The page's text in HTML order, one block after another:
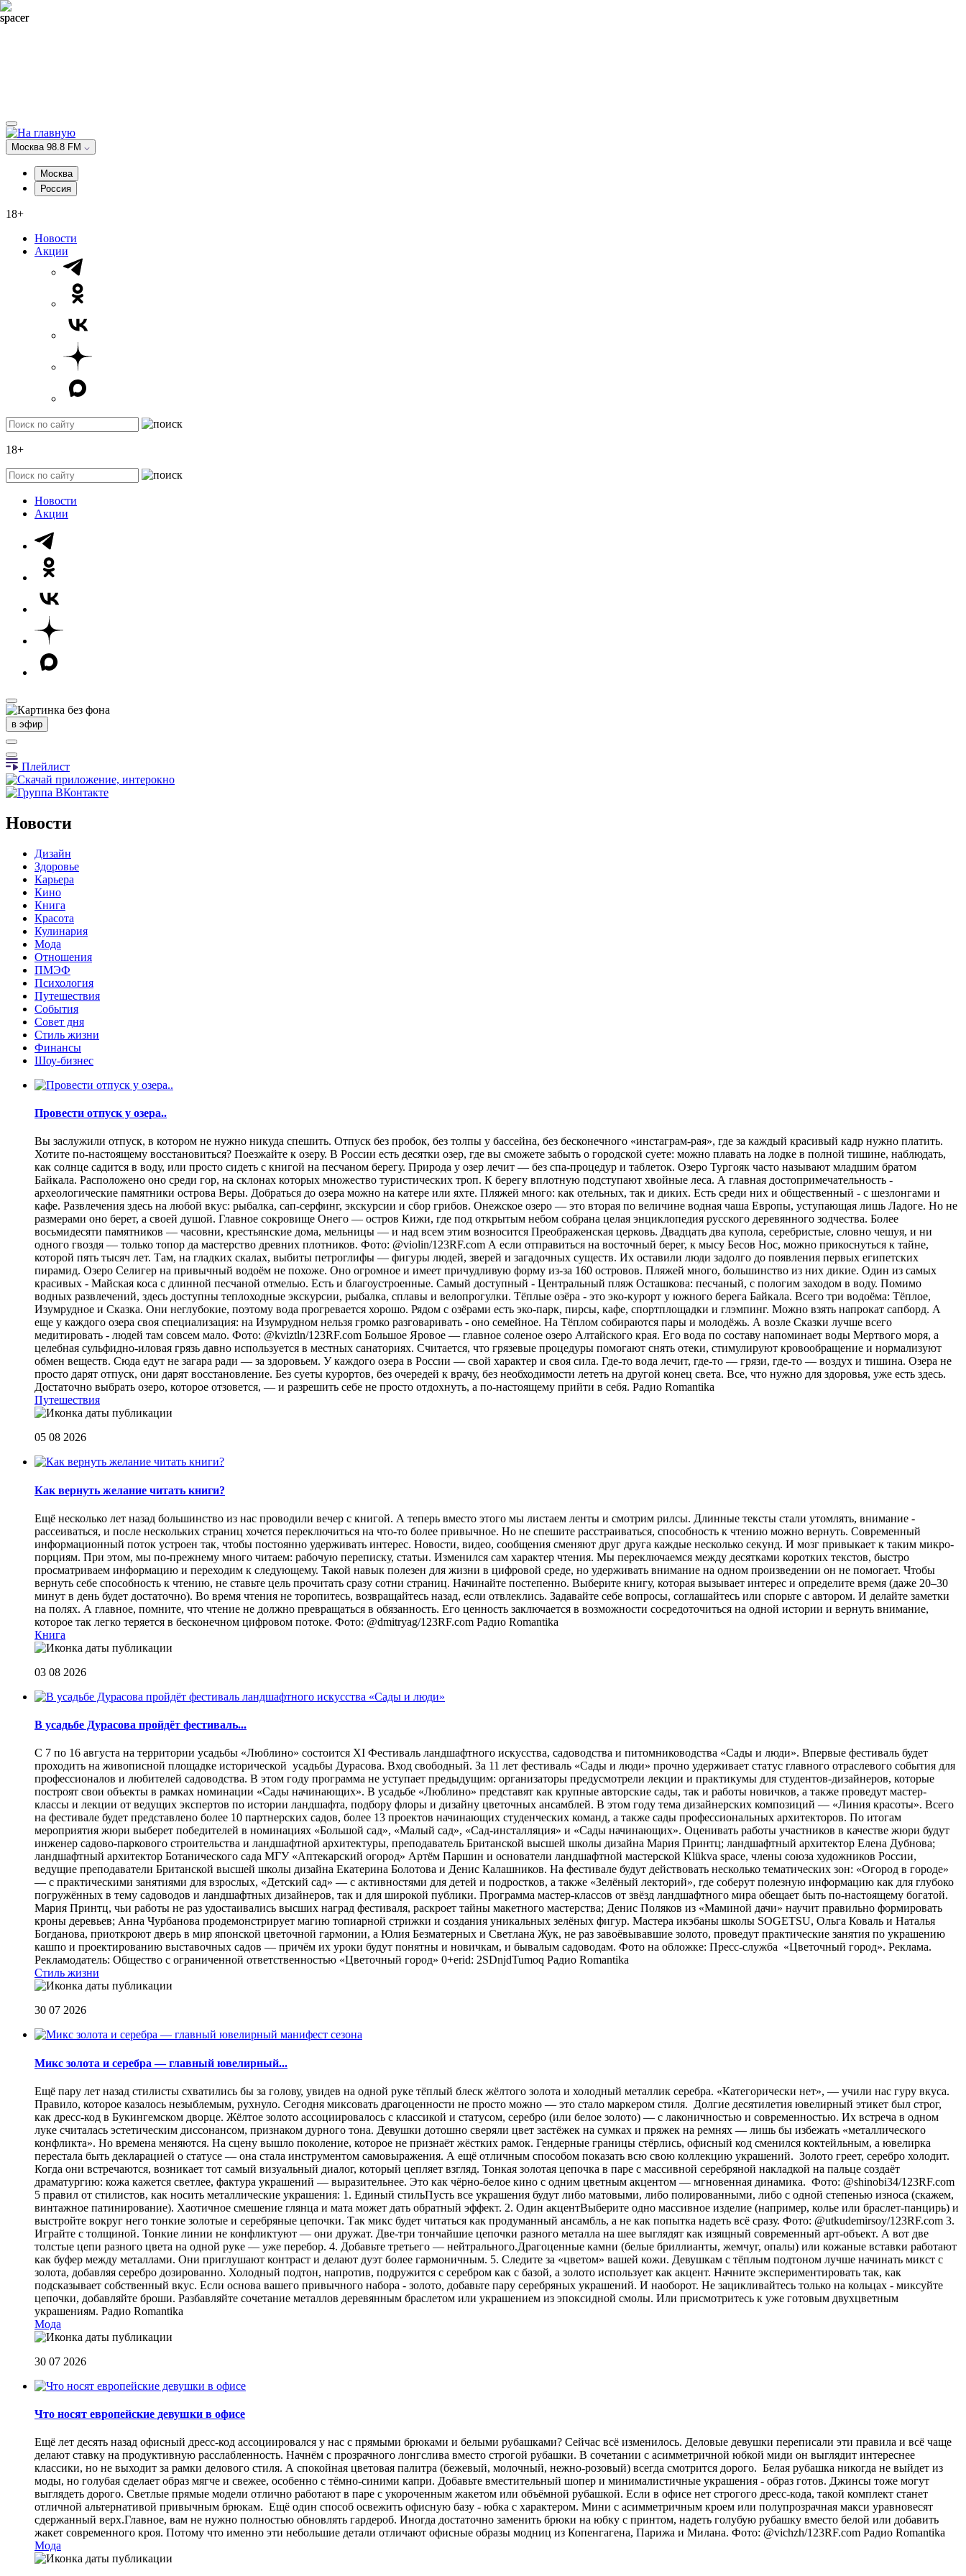
Москва 98.8 FM
Москва
Россия
18+
Новости
Акции
18+
Новости
Акции
в эфир
Плейлист
Новости
Дизайн
Здоровье
Карьера
Кино
Книга
Красота
Кулинария
Мода
Отношения
ПМЭФ
Психология
Путешествия
События
Совет дня
Стиль жизни
Финансы
Шоу-бизнес
Провести отпуск у озера..
Вы заслужили отпуск, в котором не нужно никуда спешить. Отпуск без пробок, без толпы у бассейна, без бесконечного «инстаграм-рая», где за каждый красивый кадр нужно платить.
Хотите по-настоящему восстановиться? Поезжайте к озеру. В России есть десятки озер, где вы сможете забыть о городской суете: можно плавать на лодке в полной тишине, наблюдать,
как солнце садится в воду, или просто сидеть с книгой на песчаном берегу. Природа у озер лечит — без спа-процедур и таблеток. Озеро Тургояк часто называют младшим братом
Байкала. Расположено оно среди гор, на склонах которых множество туристических троп. К берегу вплотную подступают хвойные леса. А главная достопримечательность -
археологические памятники острова Веры. Добраться до озера можно на катере или яхте. Пляжей много: как отельных, так и диких. Есть среди них и общественный - с шезлонгами и
кафе. Развлечения здесь на любой вкус: рыбалка, сап-серфинг, экскурсии и сбор грибов. Онежское озеро — это вторая по величине водная чаша Европы, уступающая лишь Ладоге. Но не
размерами оно берет, а своей душой. Главное сокровище Онего — остров Кижи, где под открытым небом собрана целая энциклопедия русского деревянного зодчества. Более
восьмидесяти памятников — часовни, крестьянские дома, мельницы — и над всем этим возносится Преображенская церковь. Двадцать два купола, серебристые, словно чешуя, и ни
одного гвоздя — только топор да мастерство древних плотников. Фото: @violin/123RF.com А если отправиться на восточный берег, к мысу Бесов Нос, можно прикоснуться к тайне,
которой пять тысяч лет. Там, на гладких скалах, выбиты петроглифы — фигуры людей, зверей и загадочных существ. Их оставили люди задолго до появления первых египетских
пирамид. Озеро Селигер на привычный водоём не похоже. Оно огромное и имеет причудливую форму из-за 160 островов. Пляжей много, большинство из них дикие. Один из самых
красивых - Майская коса с длинной песчаной отмелью. Есть и благоустроенные. Самый доступный - Центральный пляж Осташкова: песчаный, с пологим заходом в воду. Помимо
водных развлечений, здесь доступны теплоходные экскурсии, рыбалка, сплавы и велопрогулки. Тёплые озёра - это эко-курорт у южного берега Байкала. Всего три водоёма: Тёплое,
Изумрудное и Сказка. Они неглубокие, поэтому вода прогревается хорошо. Рядом с озёрами есть эко-парк, пирсы, кафе, спортплощадки и глэмпинг. Можно взять напрокат сапборд. А
еще у каждого озера своя специализация: на Изумрудном нельзя громко разговаривать - оно семейное. На Тёплом собираются пары и молодёжь. А возле Сказки лучше всего
медитировать - людей там совсем мало. Фото: @kviztln/123RF.com Большое Яровое — главное соленое озеро Алтайского края. Его вода по составу напоминает воды Мертвого моря, а
целебная сульфидно-иловая грязь давно используется в местных санаториях. Считается, что грязевые процедуры помогают снять отеки, стимулируют кровообращение и нормализуют
обмен веществ. Сюда едут не загара ради — за здоровьем. У каждого озера в России — свой характер и своя сила. Где-то вода лечит, где-то — грязи, где-то — воздух и тишина. Озера не
просто дарят отпуск, они дарят восстановление. Без суеты курортов, без очередей к врачу, без необходимости лететь на другой конец света. Все, что нужно для здоровья, уже есть здесь.
Достаточно выбрать озеро, которое отзовется, — и разрешить себе не просто отдохнуть, а по-настоящему прийти в себя. Радио Romantika
Путешествия
05 08 2026
Как вернуть желание читать книги?
Eщё несколько лет назад большинство из нас проводили вечер с книгой. А теперь вместо этого мы листаем ленты и смотрим рилсы. Длинные тексты стали утомлять, внимание -
рассеиваться, и после нескольких страниц хочется переключиться на что-то более привычное. Но не спешите расстраиваться, способность к чтению можно вернуть. Современный
информационный поток устроен так, чтобы постоянно удерживать интерес. Новости, видео, сообщения сменяют друг друга каждые несколько секунд. И мозг привыкает к таким микро-
порциям. При этом, мы по-прежнему много читаем: рабочую переписку, статьи. Изменился сам характер чтения. Мы переключаемся между десятками коротких текстов, быстро
просматриваем информацию и переходим к следующему. Такой навык полезен для жизни в цифровой среде, но удерживать внимание на одном произведении он не помогает. Чтобы
вернуть себе способность к чтению, не ставьте цель прочитать сразу сотни страниц. Начинайте постепенно. Выберите книгу, которая вызывает интерес и определите время (даже 20–30
минут в день будет достаточно). Во время чтения не торопитесь, возвращайтесь назад, если отвлеклись. Задавайте себе вопросы, соглашайтесь или спорьте с автором. И делайте заметки
на полях. А главное, помните, что чтение не должно превращаться в обязанность. Его ценность заключается в возможности сосредоточиться на одной истории и вернуть внимание,
которое так легко теряется в бесконечном цифровом потоке. Фото: @dmitryag/123RF.com Радио Romantika
Книга
03 08 2026
В усадьбе Дурасова пройдёт фестиваль...
С 7 по 16 августа на территории усадьбы «Люблино» состоится XI Фестиваль ландшафтного искусства, садоводства и питомниководства «Сады и люди». Впервые фестиваль будет
проходить на живописной площадке исторической усадьбы Дурасова. Вход свободный. За 11 лет фестиваль «Сады и люди» прочно удерживает статус главного отраслевого события для
профессионалов и любителей садоводства. В этом году программа не уступает предыдущим: организаторы предусмотрели лекции и практикумы для студентов-дизайнеров, которые
построят свои объекты в рамках номинации «Сады начинающих». В усадьбе «Люблино» представят как крупные авторские сады, так и работы новичков, а также проведут мастер-
классы и лекции от ведущих экспертов по истории ландшафта, подбору флоры и дизайну цветочных ансамблей. В этом году тема дизайнерских композиций — «Линия красоты». Всего
на фестивале будет представлено более 10 партнерских садов, более 13 проектов начинающих студенческих команд, а также сады профессиональных архитекторов. По итогам
мероприятия жюри выберет победителей в номинациях «Большой сад», «Малый сад», «Сад-инсталляция» и «Сады начинающих». Оценивать работы участников в качестве жюри будут
инженер садово-паркового строительства и ландшафтной архитектуры, преподаватель Британской высшей школы дизайна Мария Принтц; ландшафтный архитектор Елена Дубнова;
ландшафтный архитектор Ботанического сада МГУ «Аптекарский огород» Артём Паршин и основатели ландшафтной мастерской Klükva space, члены союза художников России,
ведущие преподаватели Британской высшей школы дизайна Екатерина Болотова и Денис Калашников. На фестивале будут действовать несколько тематических зон: «Огород в городе»
— с практическими занятиями для взрослых, «Детский сад» — с активностями для детей и подростков, а также «Зелёный лекторий», где соберут полезную информацию как для глубоко
погружённых в тему садоводов и ландшафтных дизайнеров, так и для широкой публики. Программа мастер-классов от звёзд ландшафтного мира обещает быть по-настоящему богатой.
Мария Принтц, чьи работы не раз удостаивались высших наград фестиваля, раскроет тайны макетного мастерства; Денис Поляков из «Маминой дачи» научит правильно формировать
кроны деревьев; Анна Чурбанова продемонстрирует магию топиарной стрижки и создания уникальных зелёных фигур. Мастера икэбаны школы SOGETSU, Ольга Коваль и Наталья
Богданова, приоткроют дверь в мир японской цветочной гармонии, а Юлия Безматерных и Светлана Жук, не раз завоёвывавшие золото, проведут практические занятия по украшению
кашпо и проектированию выставочных садов — причём их уроки будут понятны и новичкам, и бывалым садоводам. Фото на обложке: Пресс-служба «Цветочный город». Реклама.
Рекламодатель: Общество с ограниченной ответственностью «Цветочный город» 0+erid: 2SDnjdTumoq Радио Romantika
Стиль жизни
30 07 2026
Микс золота и серебра — главный ювелирный...
Ещё пару лет назад стилисты схватились бы за голову, увидев на одной руке тёплый блеск жёлтого золота и холодный металлик серебра. «Категорически нет», — учили нас гуру вкуса.
Правило, которое казалось незыблемым, рухнуло. Сегодня миксовать драгоценности не просто можно — это стало маркером стиля. Долгие десятилетия ювелирный этикет был строг,
как дресс-код в Букингемском дворце. Жёлтое золото ассоциировалось с классикой и статусом, серебро (или белое золото) — с лаконичностью и современностью. Их встреча в одном
луке считалась эстетическим диссонансом, признаком дурного тона. Девушки дотошно сверяли цвет застёжек на сумках и пряжек на ремнях — лишь бы избежать «металлического
конфликта». Но времена меняются. На сцену вышло поколение, которое не признаёт жёстких рамок. Гендерные границы стёрлись, офисный код сменился коктейльным, а ювелирка
перестала быть декларацией о статусе — она стала инструментом самовыражения. А ещё отличным способом показать всю свою коллекцию украшений. Золото греет, серебро холодит.
Когда они встречаются, возникает тот самый визуальный диалог, который цепляет взгляд. Тонкая золотая цепочка в паре с массивной серебряной накладкой на пальце создаёт
драматургию: кожа кажется светлее, фактура украшений — выразительнее. Это как чёрно-белое кино с одним цветным акцентом — мгновенная динамика. Фото: @shinobi34/123RF.com
5 правил от стилистов, как носить металлические украшения: 1. Единый стильПусть все украшения будут либо матовыми, либо полированными, либо с одной степенью износа (скажем,
винтажное патинирование). Хаотичное смешение глянца и мата может дать обратный эффект. 2. Один акцентВыберите одно массивное изделие (например, колье или браслет-панцирь) и
выстройте вокруг него тонкие золотые и серебряные цепочки. Так микс будет читаться как продуманный ансамбль, а не как попытка надеть всё сразу. Фото: @utkudemirsoy/123RF.com 3.
Играйте с толщиной. Тонкие линии не конфликтуют — они дружат. Две-три тончайшие цепочки разного металла на шее выглядят как изящный современный арт-объект. А вот две
толстые цепи разного цвета на одной руке — уже перебор. 4. Добавьте третьего — нейтрального.Драгоценные камни (белые бриллианты, жемчуг, опалы) или кожаные вставки работают
как буфер между металлами. Они приглушают контраст и делают дуэт более гармоничным. 5. Следите за «цветом» вашей кожи. Девушкам с тёплым подтоном лучше начинать микст с
золота, добавляя серебро дозированно. Холодный подтон, напротив, подружится с серебром как с базой, а золото использует как акцент. Начните экспериментировать так, как
подсказывает собственный вкус. Если основа вашего привычного набора - золото, добавьте пару серебряных украшений. И наоборот. Не зацикливайтесь только на кольцах - миксуйте
цепочки, добавляйте броши. Разбавляйте сочетание металлов деревянным браслетом или украшением из эпоксидной смолы. Или присмотритесь к уже готовым двухцветным
украшениям. Радио Romantika
Мода
30 07 2026
Что носят европейские девушки в офисе
Ещё лет десять назад офисный дресс-код ассоциировался у нас с прямыми брюками и белыми рубашками? Сейчас всё изменилось. Деловые девушки переписали эти правила и всё чаще
делают ставку на продуктивную расслабленность. Начнём с прозрачного лонгслива вместо строгой рубашки. В сочетании с асимметричной юбкой миди он выглядит интереснее
классики, но не выходит за рамки делового стиля. А спокойная цветовая палитра (бежевый, молочный, нежно-розовый) всегда смотрится дорого. Белая рубашка никогда не выйдет из
моды, но голубая сделает образ мягче и свежее, особенно с тёмно-синими капри. Добавьте вместительный шопер и минималистичные украшения - образ готов. Джинсы тоже могут
выглядеть дорого. Светлые прямые модели отлично работают в паре с укороченным жакетом или объёмной рубашкой. Если в офисе нет строгого дресс-кода, такой комплект станет
отличной альтернативой привычным брюкам. Ещё один способ освежить офисную базу - юбка с характером. Мини с асимметричным кроем или полупрозрачная макси уравновесят
сдержанный верх.Главное, вам не нужно полностью обновлять гардероб. Иногда достаточно заменить брюки на юбку с принтом, надеть голубую рубашку вместо белой или добавить
жакет современного кроя. Потому что именно эти небольшие детали отличают офисные образы модниц из Копенгагена, Парижа и Милана. Фото: @vichzh/123RF.com Радио Romantika
Мода